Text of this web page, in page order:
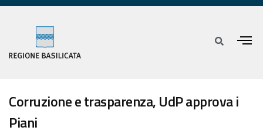
Corruzione e trasparenza, UdP approva i
Piani